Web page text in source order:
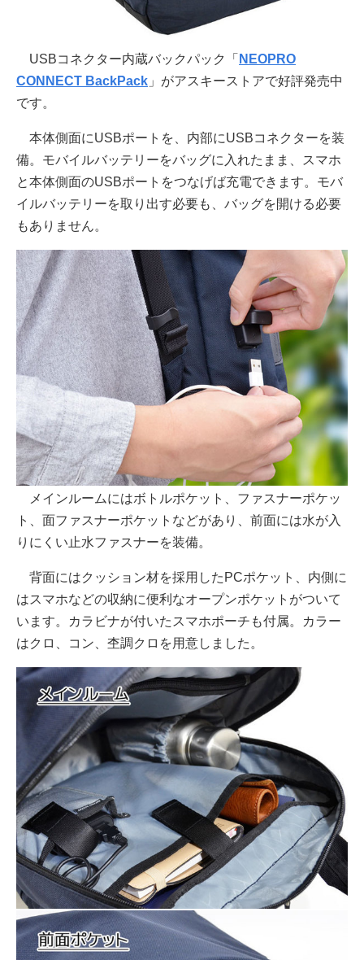
USBコネクター内蔵バックパック「 NEOPRO
CONNECT BackPack 」がアスキーストアで好評発売中
です。
本体側面にUSBポートを、内部にUSBコネクターを装
備。モバイルバッテリーをバッグに入れたまま、スマホ
と本体側面のUSBポートをつなげば充電できます。モバ
イルバッテリーを取り出す必要も、バッグを開ける必要
もありません。
メインルームにはボトルポケット、ファスナーポケッ
ト、面ファスナーポケットなどがあり、前面には水が入
りにくい止水ファスナーを装備。
背面にはクッション材を採用したPCポケット、内側に
はスマホなどの収納に便利なオープンポケットがついて
います。カラビナが付いたスマホポーチも付属。カラー
はクロ、コン、杢調クロを用意しました。